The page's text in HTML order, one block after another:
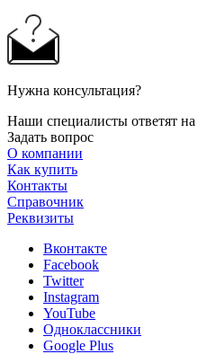
Нужна консультация?
Наши специалисты ответят
Задать вопрос
О компании
Как купить
Контакты
Справочник
Реквизиты
Вконтакте
Facebook
Twitter
Instagram
YouTube
Одноклассники
Google Plus